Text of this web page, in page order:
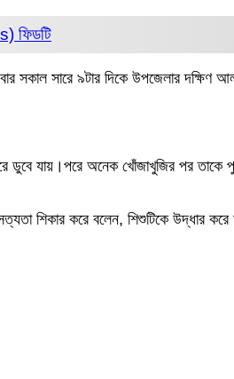
ফিডটি
সকাল সারে ৯টার দিকে উপজেলার দক্ষিণ
ডুবে যায়।পরে অনেক খোঁজাখুজির পর
শিকার করে বলেন, শিশুটিকে উদ্ধার